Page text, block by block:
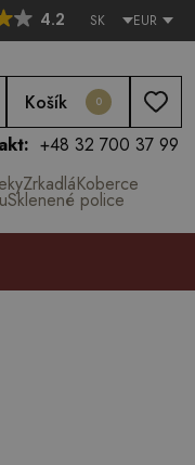
4.2 SK EUR
Košík 0
+48 32 700 37 99
ZrkadláKoberce
Sklenené police